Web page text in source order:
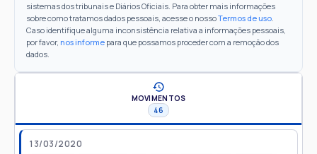
sistemas dos tribunais e Diários Oficiais. Para obter mais informações
sobre como tratamos dados pessoais, acesse o nossoTermos de uso.
Caso identifique alguma inconsistência relativa a informações pessoais,
por favor, nos informe para que possamos proceder com a remoção dos
dados.
MOVIMENTOS
46
13/03/2020